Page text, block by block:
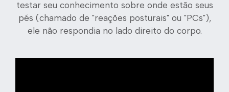
testar seu conhecimento sobre onde estão seus
pés (chamado de "reações posturais" ou "PCs"),
ele não respondia no lado direito do corpo.